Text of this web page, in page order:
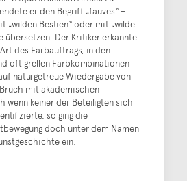
er den Begriff „fauves“ –
„wilden Bestien“ oder mit „wilde
übersetzen. Der Kritiker erkannte
des Farbauftrags, in den
oft grellen Farbkombinationen
naturgetreue Wiedergabe von
mit akademischen
wenn keiner der Beteiligten sich
so ging die
doch unter dem Namen
ein.